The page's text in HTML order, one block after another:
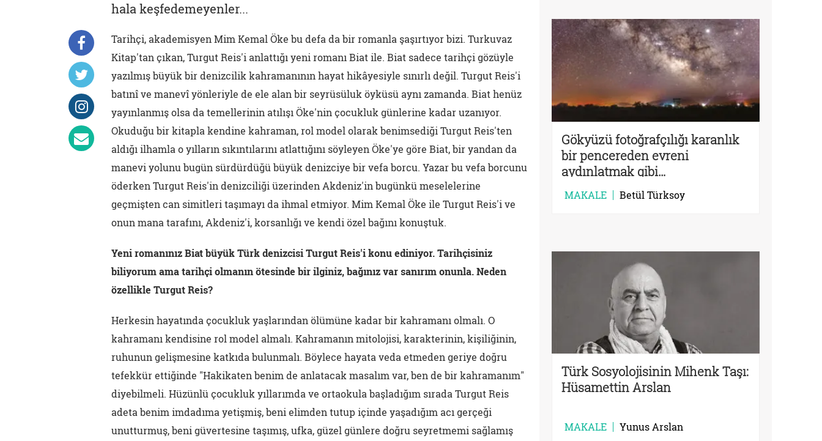
hala keşfedemeyenler...
Tarihçi, akademisyen Mim Kemal Öke bu defa da bir romanla şaşırtıyor bizi. Turkuvaz
Kitap'tan çıkan, Turgut Reis'i anlattığı yeni romanı Biat ile. Biat sadece tarihçi gözüyle
yazılmış büyük bir denizcilik kahramanının hayat hikâyesiyle sınırlı değil. Turgut Reis'i
batınî ve manevî yönleriyle de ele alan bir seyrüsüluk öyküsü aynı zamanda. Biat henüz
yayınlanmış olsa da temellerinin atılışı Öke'nin çocukluk günlerine kadar uzanıyor.
Okuduğu bir kitapla kendine kahraman, rol model olarak benimsediği Turgut Reis'ten
aldığı ilhamla o yılların sıkıntılarını atlattığını söyleyen Öke'ye göre Biat, bir yandan da
manevi yolunu bugün sürdürdüğü büyük denizciye bir vefa borcu. Yazar bu vefa borcunu
öderken Turgut Reis'in denizciliği üzerinden Akdeniz'in bugünkü meselelerine
geçmişten can simitleri taşımayı da ihmal etmiyor. Mim Kemal Öke ile Turgut Reis'i ve
onun mana tarafını, Akdeniz'i, korsanlığı ve kendi özel bağını konuştuk.
Yeni romanınız Biat büyük Türk denizcisi Turgut Reis'i konu ediniyor. Tarihçisiniz
biliyorum ama tarihçi olmanın ötesinde bir ilginiz, bağınız var sanırım onunla. Neden
özellikle Turgut Reis?
Herkesin hayatında çocukluk yaşlarından ölümüne kadar bir kahramanı olmalı. O
kahramanı kendisine rol model almalı. Kahramanın mitolojisi, karakterinin, kişiliğinin,
ruhunun gelişmesine katkıda bulunmalı. Böylece hayata veda etmeden geriye doğru
tefekkür ettiğinde "Hakikaten benim de anlatacak masalım var, ben de bir kahramanım"
diyebilmeli. Hüzünlü çocukluk yıllarımda ve ortaokula başladığım sırada Turgut Reis
adeta benim imdadıma yetişmiş, beni elimden tutup içinde yaşadığım acı gerçeği
unutturmuş, beni güvertesine taşımış, ufka, güzel günlere doğru seyretmemi sağlamış
Gökyüzü fotoğrafçılığı karanlık
bir pencereden evreni
aydınlatmak gibi…
MAKALE Betül Türksoy
Türk Sosyolojisinin Mihenk Taşı:
Hüsamettin Arslan
MAKALE Yunus Arslan